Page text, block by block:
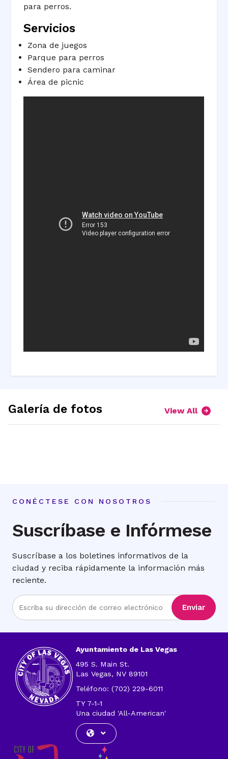
para perros.
Servicios
Zona de juegos
Parque para perros
Sendero para caminar
Área de picnic
Galería de fotos View All
CONÉCTESE CON NOSOTROS
Suscríbase e Infórmese
Suscríbase a los boletines informativos de la
ciudad y reciba rápidamente la información más
reciente.
Ingrese
la
correo
electrónico
Enviar
Ayuntamiento de Las Vegas
495 S. Main St.
Las Vegas, NV 89101
Teléfono: (702) 229-6011
TY 7-1-1
Una ciudad 'All-American'